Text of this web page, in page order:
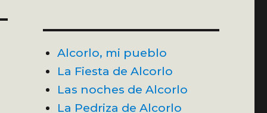
Alcorlo, mi pueblo
La Fiesta de Alcorlo
Las noches de Alcorlo
La Pedriza de Alcorlo